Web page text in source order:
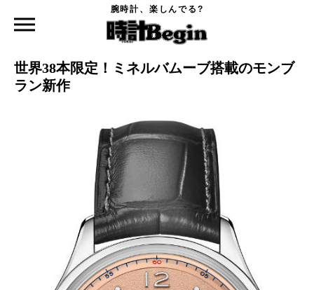
腕時計、楽しんでる?
世界38本限定！ミネルバムーブ搭載のモンブラン新作
世界38本限定！ミネルバムーブ搭載のモンブ
ラン新作